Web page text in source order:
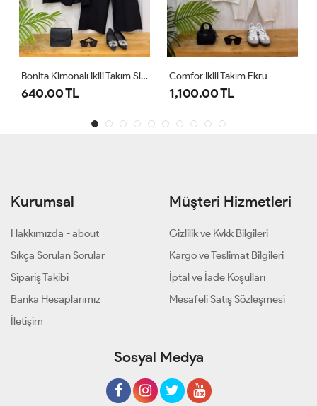
Bonita Kimonalı İkili Takım Siyah
640.00 TL
Comfor Ikili Takım Ekru
1,100.00 TL
Kurumsal
Hakkımızda - about
Sıkça Sorulan Sorular
Sipariş Takibi
Banka Hesaplarımız
İletişim
Müşteri Hizmetleri
Gizlilik ve Kvkk Bilgileri
Kargo ve Teslimat Bilgileri
İptal ve İade Koşulları
Mesafeli Satış Sözleşmesi
Sosyal Medya